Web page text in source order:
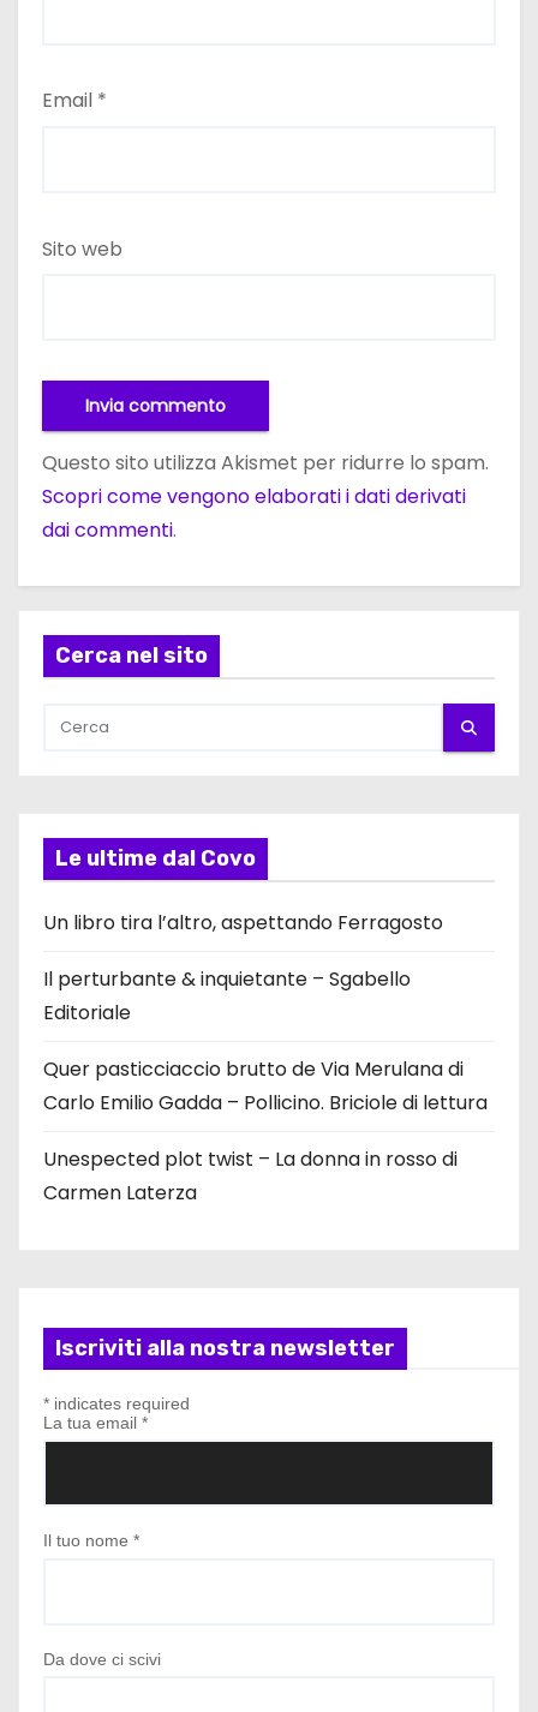
Email *
Sito web
Questo sito utilizza Akismet per ridurre lo spam.
Scopri come vengono elaborati i dati derivati
dai commenti.
Cerca nel sito
Le ultime dal Covo
Un libro tira l’altro, aspettando Ferragosto
Il perturbante & inquietante – Sgabello
Editoriale
Quer pasticciaccio brutto de Via Merulana di
Carlo Emilio Gadda – Pollicino. Briciole di lettura
Unespected plot twist – La donna in rosso di
Carmen Laterza
Iscriviti alla nostra newsletter
* indicates required
La tua email *
Il tuo nome *
Da dove ci scivi